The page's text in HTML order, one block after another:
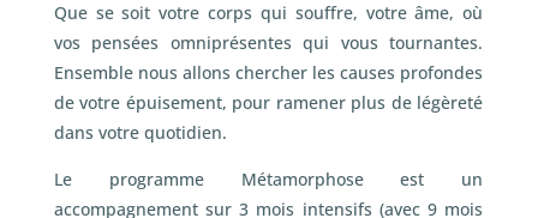
Que se soit votre corps qui souffre, votre âme, où
vos pensées omniprésentes qui vous tournantes.
Ensemble nous allons chercher les causes profondes
de votre épuisement, pour ramener plus de légèreté
dans votre quotidien.
Le programme Métamorphose est un
accompagnement sur 3 mois intensifs (avec 9 mois